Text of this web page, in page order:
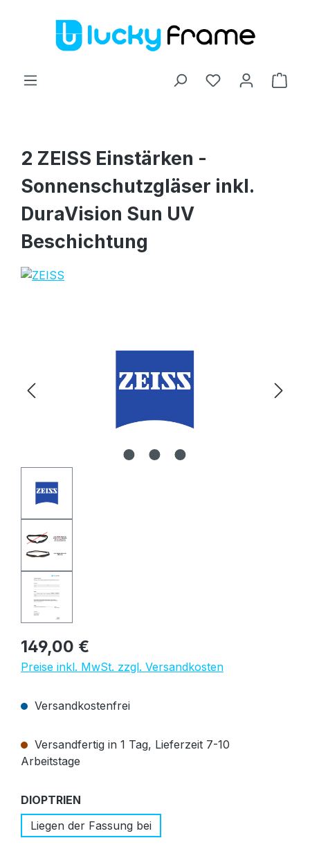
Zum Hauptinhalt springen
2 ZEISS Einstärken -
Sonnenschutzgläser inkl.
DuraVision Sun UV
Beschichtung
Regulärer Preis:
149,00 €
Preise inkl. MwSt. zzgl. Versandkosten
Versandkostenfrei
Versandfertig in 1 Tag, Lieferzeit 7-10
Arbeitstage
DIOPTRIEN
Liegen der Fassung bei